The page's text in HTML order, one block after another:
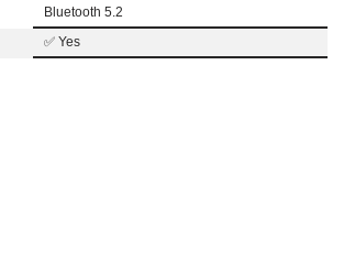
Bluetooth 5.2
✅ Yes